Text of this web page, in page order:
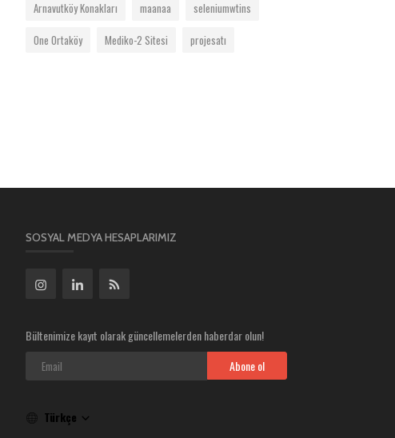
Arnavutköy Konakları
maanaa
seleniumwtins
One Ortaköy
Mediko-2 Sitesi projesatı
SOSYAL MEDYA HESAPLARIMIZ
Bültenimize kayıt olarak güncellemelerden haberdar olun!
Abone ol
Türkçe